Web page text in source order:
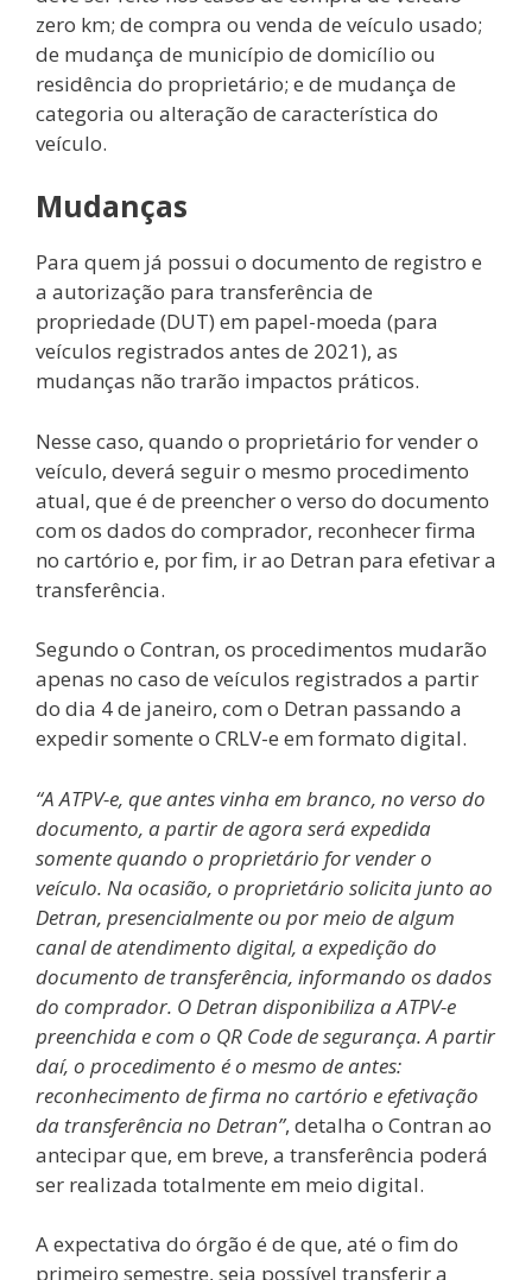
zero km; de compra ou venda de veículo usado;
de mudança de município de domicílio ou
residência do proprietário; e de mudança de
categoria ou alteração de característica do
veículo.
Mudanças
Para quem já possui o documento de registro e
a autorização para transferência de
propriedade (DUT) em papel-moeda (para
veículos registrados antes de 2021), as
mudanças não trarão impactos práticos.
Nesse caso, quando o proprietário for vender o
veículo, deverá seguir o mesmo procedimento
atual, que é de preencher o verso do documento
com os dados do comprador, reconhecer firma
no cartório e, por fim, ir ao Detran para efetivar a
transferência.
Segundo o Contran, os procedimentos mudarão
apenas no caso de veículos registrados a partir
do dia 4 de janeiro, com o Detran passando a
expedir somente o CRLV-e em formato digital.
“A ATPV-e, que antes vinha em branco, no verso do
documento, a partir de agora será expedida
somente quando o proprietário for vender o
veículo. Na ocasião, o proprietário solicita junto ao
Detran, presencialmente ou por meio de algum
canal de atendimento digital, a expedição do
documento de transferência, informando os dados
do comprador. O Detran disponibiliza a ATPV-e
preenchida e com o QR Code de segurança. A partir
daí, o procedimento é o mesmo de antes:
reconhecimento de firma no cartório e efetivação
da transferência no Detran”, detalha o Contran ao
antecipar que, em breve, a transferência poderá
ser realizada totalmente em meio digital.
A expectativa do órgão é de que, até o fim do
primeiro semestre, seja possível transferir a